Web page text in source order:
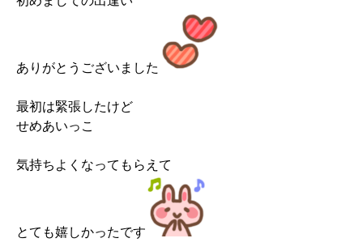
ありがとうございました
最初は緊張したけど
せめあいっこ
気持ちよくなってもらえて
とても嬉しかったです